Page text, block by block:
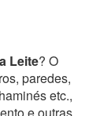
Leite? O
paredes,
etc.,